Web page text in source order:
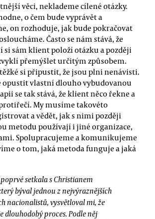
věci, neklademe cílené otázky.
o čem bude vyprávět a
on rozhoduje, jak bude pokračovat
Často se nám stává, že
si sám klient položí otázku a později
přemýšlet určitým způsobem.
si připustit, že jsou plni nenávisti.
opustit vlastní dlouho vybudovanou
se tak stává, že klient něco řekne a
My musíme takovéto
a vědět, jak s nimi později
metodu používají i jiné organizace,
Spolupracujeme a komunikujeme
o tom, jaká metoda funguje a jaká
setkala s Christianem
býval jednou z nejvýraznějších
nacionalistů, vysvětloval mi, že
dlouhodobý proces. Podle něj